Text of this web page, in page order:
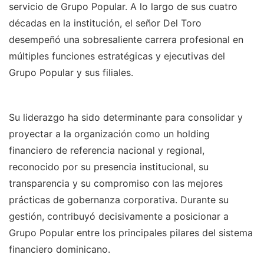
servicio de Grupo Popular. A lo largo de sus cuatro
décadas en la institución, el señor Del Toro
desempeñó una sobresaliente carrera profesional en
múltiples funciones estratégicas y ejecutivas del
Grupo Popular y sus filiales.
Su liderazgo ha sido determinante para consolidar y
proyectar a la organización como un holding
financiero de referencia nacional y regional,
reconocido por su presencia institucional, su
transparencia y su compromiso con las mejores
prácticas de gobernanza corporativa. Durante su
gestión, contribuyó decisivamente a posicionar a
Grupo Popular entre los principales pilares del sistema
financiero dominicano.